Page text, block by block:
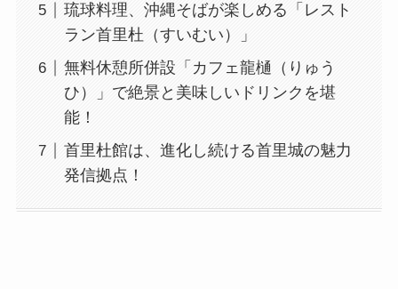
琉球料理、沖縄そばが楽しめる「レスト
ラン首里杜（すいむい）」
無料休憩所併設「カフェ龍樋（りゅう
ひ）」で絶景と美味しいドリンクを堪
能！
首里杜館は、進化し続ける首里城の魅力
発信拠点！